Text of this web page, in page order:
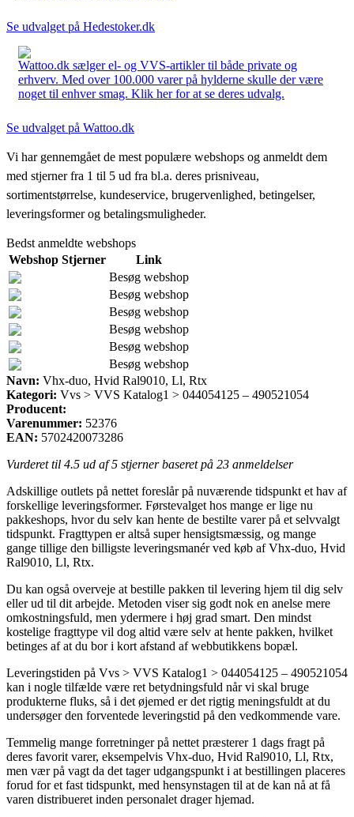
Se udvalget på Hedestoker.dk
Wattoo.dk sælger el- og VVS-artikler til både private og
erhverv. Med over 100.000 varer på hylderne skulle der være
noget til enhver smag. Klik her for at se deres udvalg.
Se udvalget på Wattoo.dk
Vi har gennemgået de mest populære webshops og anmeldt dem
med stjerner fra 1 til 5 ud fra bl.a. deres prisniveau,
sortimentstørrelse, kundeservice, brugervenlighed, betingelser,
leveringsformer og betalingsmuligheder.
Bedst anmeldte webshops
Webshop Stjerner
Link
Besøg webshop
Besøg webshop
Besøg webshop
Besøg webshop
Besøg webshop
Besøg webshop
Navn: Vhx-duo, Hvid Ral9010, Ll, Rtx
Kategori: Vvs > VVS Katalog1 > 044054125 – 490521054
Producent:
Varenummer: 52376
EAN: 5702420073286
Vurderet til 4.5 ud af 5 stjerner baseret på 23 anmeldelser
Adskillige outlets på nettet foreslår på nuværende tidspunkt et hav af
forskellige leveringsformer. Førstevalget hos mange er lige nu
pakkeshops, hvor du selv kan hente de bestilte varer på et selvvalgt
tidspunkt. Fragttypen er altså super hensigtsmæssig, og mange
gange tillige den billigste leveringsmanér ved køb af Vhx-duo, Hvid
Ral9010, Ll, Rtx.
Du kan også overveje at bestille pakken til levering hjem til dig selv
eller ud til dit arbejde. Metoden viser sig godt nok en anelse mere
omkostningsfuld, men ydermere i høj grad smart. Den mindst
kostelige fragttype vil dog altid være selv at hente pakken, hvilket
betinges af at du bor i kort afstand af webbutikkens bopæl.
Leveringstiden på Vvs > VVS Katalog1 > 044054125 – 490521054
kan i nogle tilfælde være ret betydningsfuld når vi skal bruge
produkterne fluks, så i det øjemed er det rigtig meningsfuldt at du
undersøger den forventede leveringstid på den vedkommende vare.
Temmelig mange forretninger på nettet præsterer 1 dags fragt på
deres favorit varer, eksempelvis Vhx-duo, Hvid Ral9010, Ll, Rtx,
men vær på vagt da det tager udgangspunkt i at bestillingen placeres
forud for et fast tidspunkt, med hensynstagen til at de kan nå at få
varen distribueret inden personalet drager hjemad.